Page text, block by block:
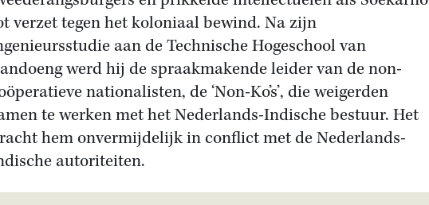
verzet tegen het koloniaal bewind. Na zijn
aan de Technische Hogeschool van
werd hij de spraakmakende leider van de non-
nationalisten, de ‘Non-Ko’s’, die weigerden
te werken met het Nederlands-Indische bestuur. Het
hem onvermijdelijk in conflict met de Nederlands-
autoriteiten.